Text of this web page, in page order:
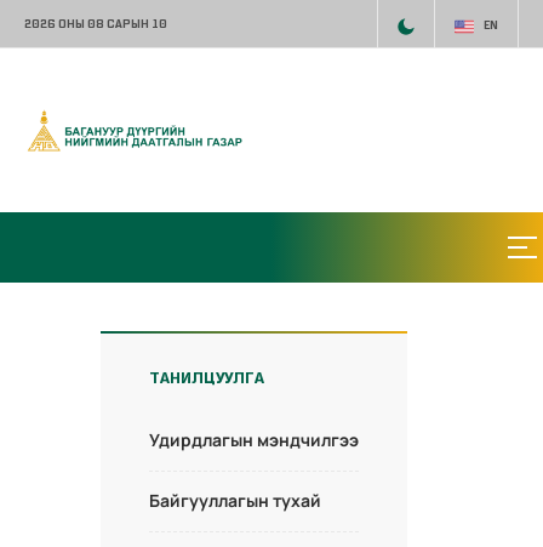
2026 ОНЫ 08 САРЫН 10 EN
ТАНИЛЦУУЛГА
Удирдлагын мэндчилгээ
Байгууллагын тухай